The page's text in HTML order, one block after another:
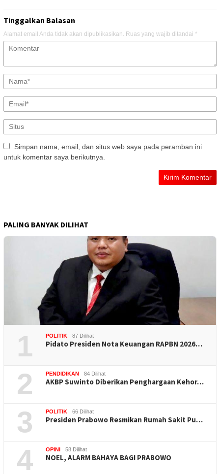
Tinggalkan Balasan
Alamat email Anda tidak akan dipublikasikan. Ruas yang wajib ditandai *
Simpan nama, email, dan situs web saya pada peramban ini
untuk komentar saya berikutnya.
PALING BANYAK DILIHAT
1 POLITIK 87 Dilihat
Pidato Presiden Nota Keuangan RAPBN 2026…
2 PENDIDIKAN 84 Dilihat
AKBP Suwinto Diberikan Penghargaan Kehor…
3 POLITIK 66 Dilihat
Presiden Prabowo Resmikan Rumah Sakit Pu…
4 OPINI 58 Dilihat
NOEL, ALARM BAHAYA BAGI PRABOWO